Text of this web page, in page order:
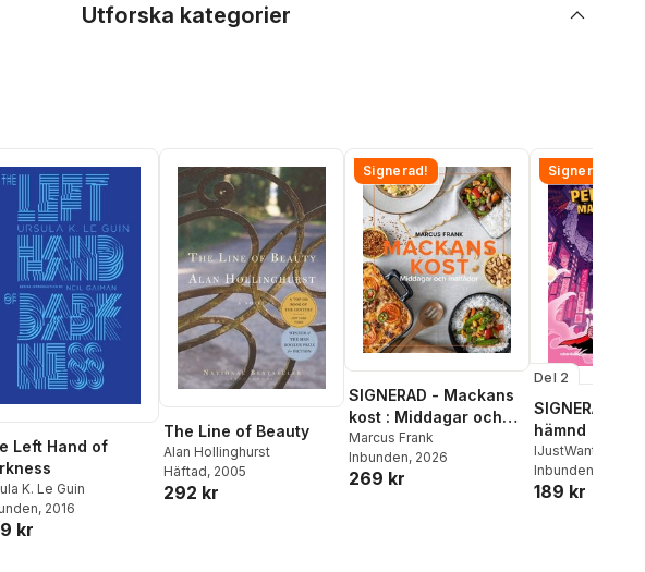
Utforska kategorier
Left Hand of
K. Le Guin
, 2016
kr
The Line of Beauty
Alan Hollinghurst
Häftad, 2005
292 kr
Signerad!
SIGNERAD - Mackans
kost : Middagar och
matlådor
Marcus Frank
Inbunden, 2026
269 kr
Signerad!
Del 2
SIGNERAD -
hämnd
Adolphson
Beer ,Victor Beer
Inbunden
189 kr